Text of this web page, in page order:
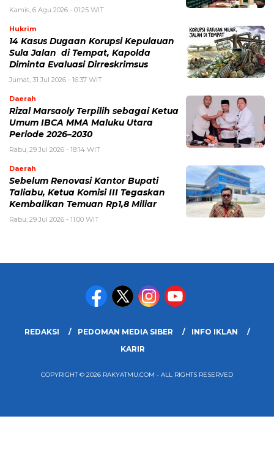
Kamis, 6 Agu 2026 - 01:25 WIT
Hukrim
14 Kasus Dugaan Korupsi Kepulauan
Sula Jalan di Tempat, Kapolda
Diminta Evaluasi Dirreskrimsus
Jumat, 31 Jul 2026 - 16:37 WIT
Daerah
Rizal Marsaoly Terpilih sebagai Ketua
Umum IBCA MMA Maluku Utara
Periode 2026–2030
Rabu, 29 Jul 2026 - 18:14 WIT
Daerah
Sebelum Renovasi Kantor Bupati
Taliabu, Ketua Komisi III Tegaskan
Kembalikan Temuan Rp1,8 Miliar
Rabu, 29 Jul 2026 - 11:00 WIT
REDAKSI PEDOMAN MEDIA SIBER
INFO IKLAN
KARIR
COPYRIGHT © 2026 RAKYATMU.COM - ALL RIGHTS RESERVED